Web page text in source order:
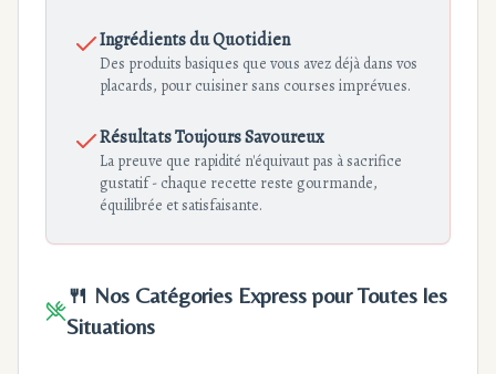
Ingrédients du Quotidien
Des produits basiques que vous avez déjà dans vos
placards, pour cuisiner sans courses imprévues.
Résultats Toujours Savoureux
La preuve que rapidité n'équivaut pas à sacrifice
gustatif - chaque recette reste gourmande,
équilibrée et satisfaisante.
🍴 Nos Catégories Express pour Toutes les
Situations